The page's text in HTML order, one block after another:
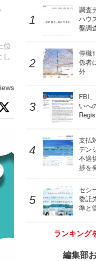
位
し
調査
ハウ
盤調
停職
係者
外
FBI
いへ
支払
デン
不適
捗を
セシ
委託
準と
ランキング
編集部